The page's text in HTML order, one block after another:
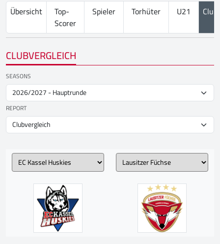
Übersicht
Top-
Scorer
Spieler Torhüter U21
CLUBVERGLEICH
SEASONS
REPORT